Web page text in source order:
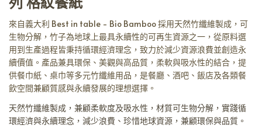
來自義大利 Best in table - Bio Bamboo 採用天然竹纖維製成，可
生物分解，竹子為地球上最具永續性的可再生資源之一，從原料選
用到生產過程皆秉持循環經濟理念，致力於減少資源浪費並創造永
續價值。產品兼具環保、美觀與高品質，柔軟與吸水性的結合，提
供餐巾紙、桌巾等多元竹纖維用品，是餐廳、酒吧、飯店及各類餐
飲空間兼顧質感與永續發展的理想選擇。
天然竹纖維製成，兼顧柔軟度及吸水性，材質可生物分解，實踐循
環經濟與永續理念，減少浪費、珍惜地球資源，兼顧環保與品質。